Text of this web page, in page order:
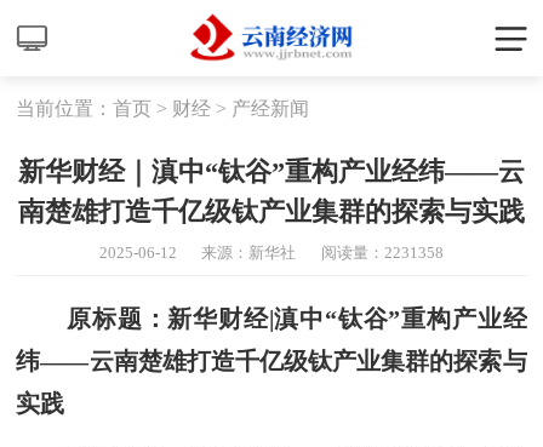
当前位置：首页 > 财经 > 产经新闻
新华财经｜滇中“钛谷”重构产业经纬——云
南楚雄打造千亿级钛产业集群的探索与实践
2025-06-12 来源：新华社 阅读量：2231358
原标题：新华财经|滇中“钛谷”重构产业经
纬——云南楚雄打造千亿级钛产业集群的探索与
实践